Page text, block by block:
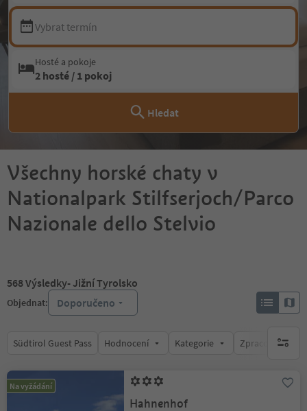
Vybrat termín
Hosté a pokoje
2 hosté / 1 pokoj
Hledat
Všechny horské chaty v
Nationalpark Stilfserjoch/Parco
Nazionale dello Stelvio
568Výsledky- Jižní Tyrolsko
Objednat: Doporučeno
Südtirol Guest Pass Hodnocení Kategorie Zpracovávábrak
Na vyžádání
Hahnenhof